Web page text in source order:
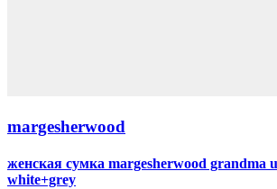
margesherwood
женская сумка margesherwood grandma
white+grey